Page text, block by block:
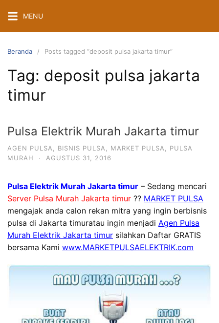
ke
konten
MENU
Beranda Posts tagged “deposit pulsa jakarta timur”
Tag: deposit pulsa jakarta
timur
Pulsa Elektrik Murah Jakarta timur
AGEN PULSA BISNIS PULSA MARKET PULSA
PULSA
MURAH
· AGUSTUS 31, 2016
Pulsa Elektrik Murah Jakarta timur – Sedang mencari
Server Pulsa Murah Jakarta timur ?? MARKET PULSA
mengajak anda calon rekan mitra yang ingin berbisnis
pulsa di Jakarta timuratau ingin menjadi Agen Pulsa
Murah Elektrik Jakarta timur silahkan Daftar GRATIS
bersama Kami www.MARKETPULSAELEKTRIK.com